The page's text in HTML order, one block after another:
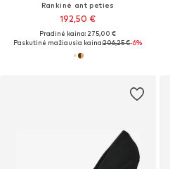
Rankinė ant peties
192,50 €
Pradinė kaina: 275,00 €
Paskutinė mažiausia kaina:206,25 €-6%